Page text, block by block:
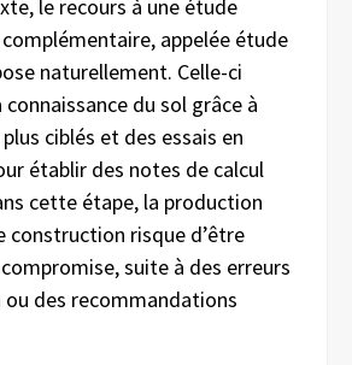
le recours à une étude
appelée étude
naturellement. Celle-ci
du sol grâce à
ciblés et des essais en
établir des notes de calcul
cette étape, la production
construction risque d’être
suite à des erreurs
des recommandations